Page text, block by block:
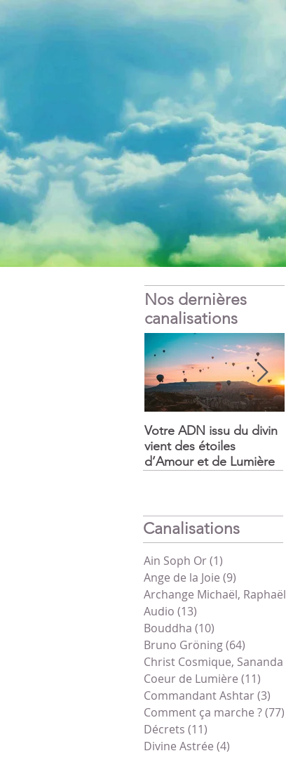
Nos dernières
canalisations
Votre ADN issu du divin
vient des étoiles
d’Amour et de Lumière
Canalisations
Ain Soph Or(1)
Ange de la Joie (9)
Audio (13)
Bouddha (10)
Bruno Gröning(64)
Christ Cosmique, Sananda
Coeur de Lumière (11)
Commandant Ashtar(3)
Comment ça marche ?(77)
Décrets (11)
Divine Astrée (4)